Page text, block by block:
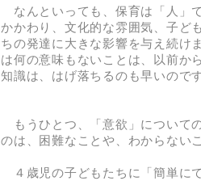
なんといっても、保育は「人」
かかわり、文化的な雰囲気、子ど
ちの発達に大きな影響を与え続け
は何の意味もないことは、以前か
知識は、はげ落ちるのも早いので
もうひとつ、「意欲」について
のは、困難なことや、わからない
４歳児の子どもたちに「簡単に